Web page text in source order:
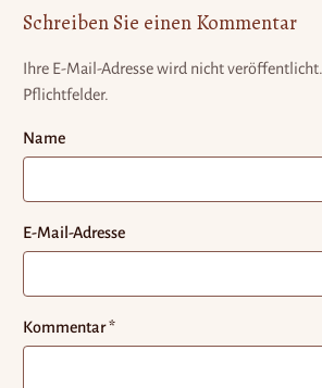
Schreiben Sie einen Kommentar
Ihre E-Mail-Adresse wird nicht veröffentlicht.
Pflichtfelder.
Name
E-Mail-Adresse
Kommentar*